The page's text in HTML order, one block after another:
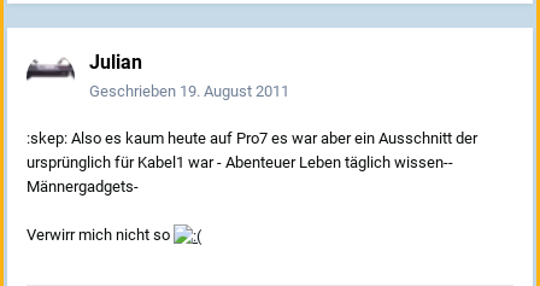
Julian
Geschrieben 19. August 2011
:skep: Also es kaum heute auf Pro7 es war aber ein Ausschnitt der
ursprünglich für Kabel1 war - Abenteuer Leben täglich wissen--
Männergadgets-
Verwirr mich nicht so